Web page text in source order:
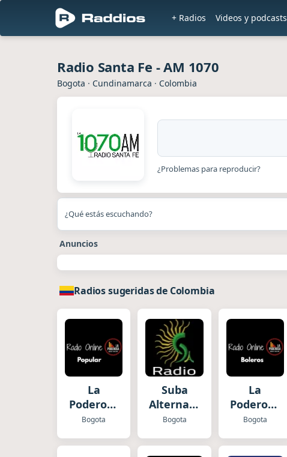
+ Radios Videos y podcasts
Radio Santa Fe - AM 1070
Bogota · Cundinamarca · Colombia
¿Problemas para reproducir?
¿Qué estás escuchando?
Anuncios
Radios sugeridas de Colombia
La
Poderosa
Radio
Bogota
Suba
Alternativa
Estereo
Bogota
La
Poderosa
Radio
Bogota